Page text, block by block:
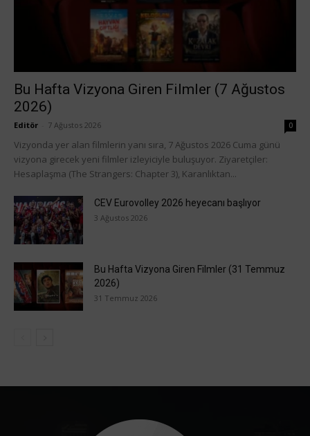
Bu Hafta Vizyona Giren Filmler (7 Ağustos
2026)
Editör 7 Ağustos 2026 0
Vizyonda yer alan filmlerin yanı sıra, 7 Ağustos 2026 Cuma günü
vizyona girecek yeni filmler izleyiciyle buluşuyor. Ziyaretçiler:
Hesaplaşma (The Strangers: Chapter 3), Karanlıktan...
CEV Eurovolley 2026 heyecanı başlıyor
3 Ağustos 2026
Bu Hafta Vizyona Giren Filmler (31 Temmuz
2026)
31 Temmuz 2026